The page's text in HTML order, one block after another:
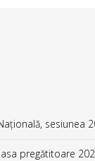
sesiunea
pregătitoare